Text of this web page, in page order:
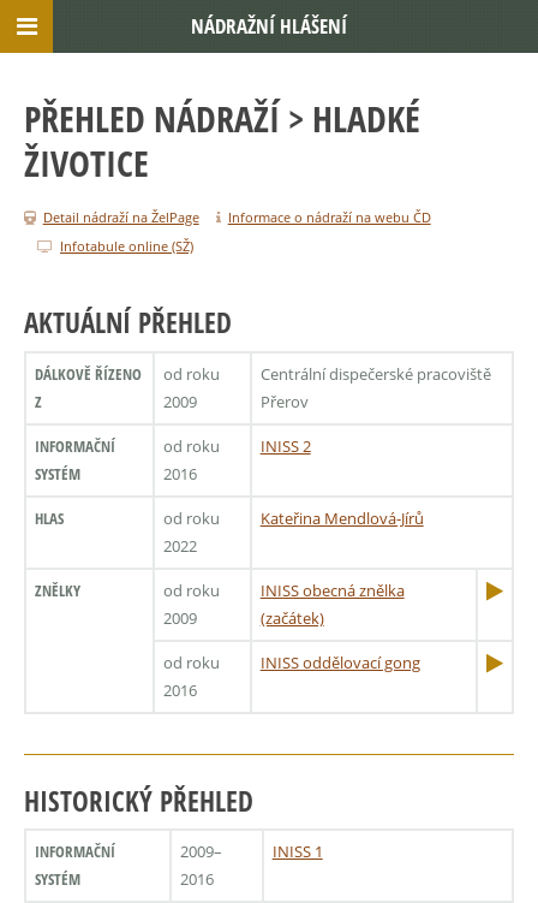
PŘEHLED NÁDRAŽÍ > HLADKÉ
ŽIVOTICE
Detail nádraží na ŽelPage
Informace o nádraží na webu ČD
Infotabule online (SŽ)
AKTUÁLNÍ PŘEHLED
DÁLKOVĚ ŘÍZENO
Z
od roku
2009
Centrální dispečerské pracoviště
Přerov
INFORMAČNÍ
SYSTÉM
od roku
2016
INISS 2
HLAS
od roku
2022
Kateřina Mendlová-Jírů
ZNĚLKY
od roku
2009
INISS obecná znělka
(začátek)
od roku
2016
INISS oddělovací gong
HISTORICKÝ PŘEHLED
INFORMAČNÍ
SYSTÉM
2009–
2016
INISS 1
NÁDRAŽNÍ HLÁŠENÍ